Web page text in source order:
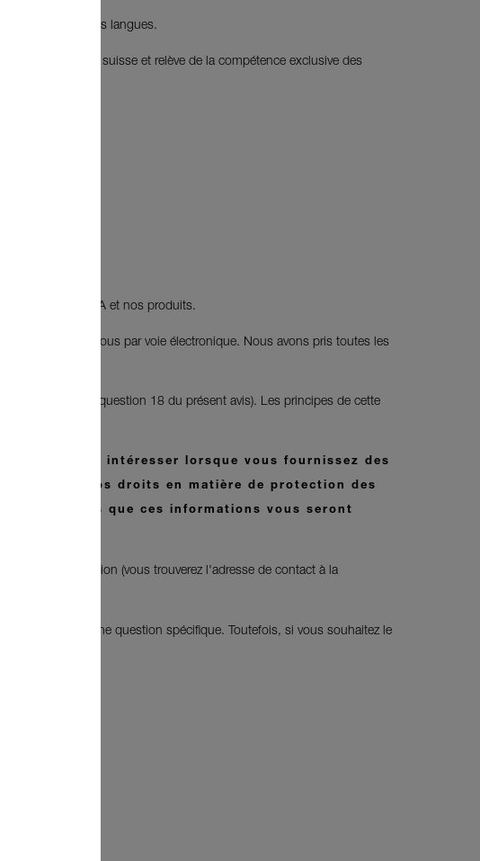
pays ou toutes les langues.
régi par le droit suisse et relève de la compétence exclusive des
Froneri Suisse SA et nos produits.
avec nous par voie électronique. Nous avons pris toutes les
également la question 18 du présent avis). Les principes de cette
vous intéresser lorsque vous fournissez des
sur vos droits en matière de protection des
espérons que ces informations vous seront
à votre disposition (vous trouverez l'adresse de contact à la
réponse à une question spécifique. Toutefois, si vous souhaitez le
?
?